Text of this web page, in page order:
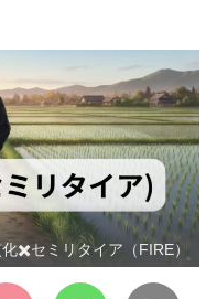
✖️セミリタイア（FIRE）